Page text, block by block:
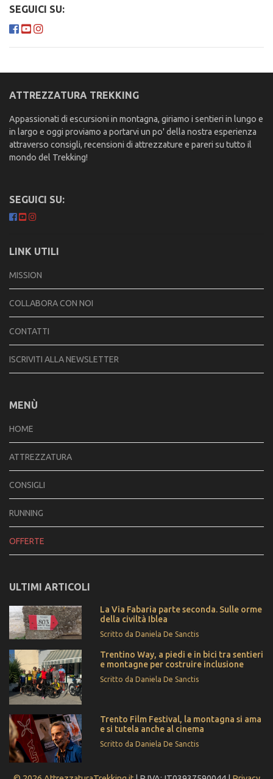
SEGUICI SU:
ATTREZZATURA TREKKING
Appassionati di escursioni in montagna, giriamo i sentieri in lungo e
in largo e oggi proviamo a portarvi un po' della nostra esperienza
attraverso consigli, recensioni di attrezzature e pareri su tutto il
mondo del Trekking!
SEGUICI SU:
LINK UTILI
MISSION
COLLABORA CON NOI
CONTATTI
ISCRIVITI ALLA NEWSLETTER
MENÙ
HOME
ATTREZZATURA
CONSIGLI
RUNNING
OFFERTE
ULTIMI ARTICOLI
La Via Fabaria parte seconda. Sulle orme
della civiltà Iblea
Scritto da Daniela De Sanctis
Trentino Way, a piedi e in bici tra sentieri
e montagne per costruire inclusione
Scritto da Daniela De Sanctis
Trento Film Festival, la montagna si ama
e si tutela anche al cinema
Scritto da Daniela De Sanctis